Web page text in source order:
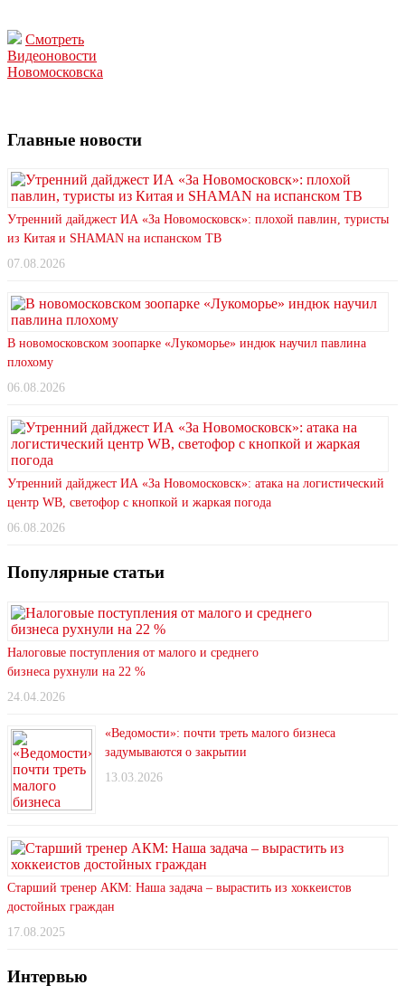
Смотреть
Видеоновости
Новомосковска
Главные новости
Утренний дайджест ИА «За Новомосковск»: плохой павлин, туристы
из Китая и SHAMAN на испанском ТВ
07.08.2026
В новомосковском зоопарке «Лукоморье» индюк научил павлина
плохому
06.08.2026
Утренний дайджест ИА «За Новомосковск»: атака на логистический
центр WB, светофор с кнопкой и жаркая погода
06.08.2026
Популярные статьи
Налоговые поступления от малого и среднего
бизнеса рухнули на 22 %
24.04.2026
«Ведомости»: почти треть малого бизнеса
задумываются о закрытии
13.03.2026
Старший тренер АКМ: Наша задача – вырастить из хоккеистов
достойных граждан
17.08.2025
Интервью